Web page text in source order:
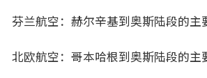
芬兰航空：赫尔辛基到奥斯陆段的主
北欧航空：哥本哈根到奥斯陆段的主